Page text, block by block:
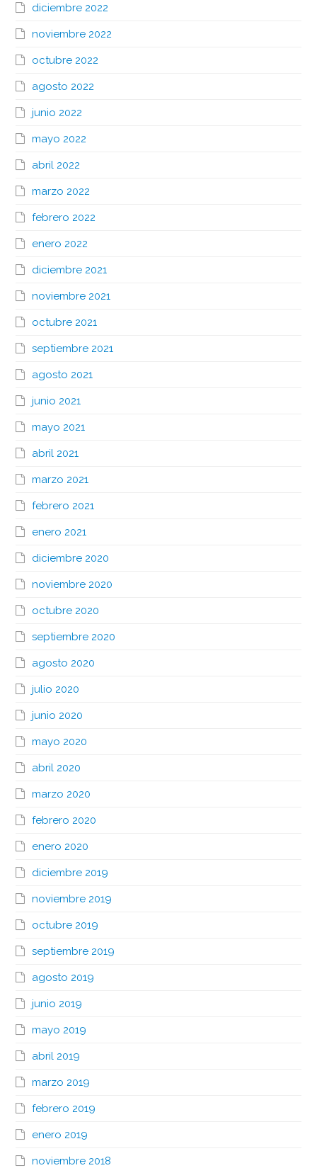
diciembre 2022
noviembre 2022
octubre 2022
agosto 2022
junio 2022
mayo 2022
abril 2022
marzo 2022
febrero 2022
enero 2022
diciembre 2021
noviembre 2021
octubre 2021
septiembre 2021
agosto 2021
junio 2021
mayo 2021
abril 2021
marzo 2021
febrero 2021
enero 2021
diciembre 2020
noviembre 2020
octubre 2020
septiembre 2020
agosto 2020
julio 2020
junio 2020
mayo 2020
abril 2020
marzo 2020
febrero 2020
enero 2020
diciembre 2019
noviembre 2019
octubre 2019
septiembre 2019
agosto 2019
junio 2019
mayo 2019
abril 2019
marzo 2019
febrero 2019
enero 2019
noviembre 2018